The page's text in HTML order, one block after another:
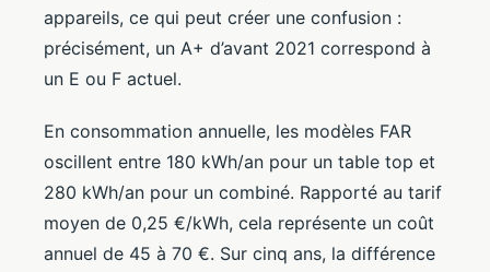
appareils, ce qui peut créer une confusion :
précisément, un A+ d’avant 2021 correspond à
un E ou F actuel.
En consommation annuelle, les modèles FAR
oscillent entre 180 kWh/an pour un table top et
280 kWh/an pour un combiné. Rapporté au tarif
moyen de 0,25 €/kWh, cela représente un coût
annuel de 45 à 70 €. Sur cinq ans, la différence